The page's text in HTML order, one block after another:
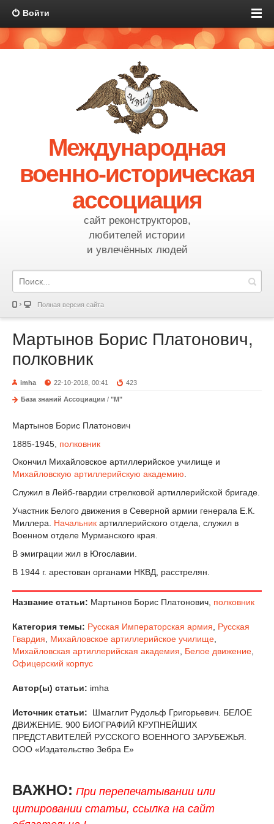
Войти
Международная
военно-историческая
ассоциация
сайт реконструкторов,
любителей истории
и увлечённых людей
Полная версия сайта
Мартынов Борис Платонович,
полковник
imha 22-10-2018, 00:41 423
База знаний Ассоциации / "М"
Мартынов Борис Платонович
1885-1945, полковник
Окончил Михайловское артиллерийское училище и
Михайловскую артиллерийскую академию.
Служил в Лейб-гвардии стрелковой артиллерийской бригаде.
Участник Белого движения в Северной армии генерала Е.К.
Миллера. Начальник артиллерийского отдела, служил в
Военном отделе Мурманского края.
В эмиграции жил в Югославии.
В 1944 г. арестован органами НКВД, расстрелян.
Название статьи: Мартынов Борис Платонович, полковник
Категория темы: Русская Императорская армия
Русская
Гвардия
Михайловское артиллерийское училище
Михайловская артиллерийская академия
Белое движение
Офицерский корпус
Автор(ы) статьи: imha
Источник статьи:
Шмаглит Рудольф Григорьевич. БЕЛОЕ
ДВИЖЕНИЕ. 900 БИОГРАФИЙ КРУПНЕЙШИХ
ПРЕДСТАВИТЕЛЕЙ РУССКОГО ВОЕННОГО ЗАРУБЕЖЬЯ.
ООО «Издательство Зебра Е»
ВАЖНО: При перепечатывании или
цитировании статьи, ссылка на сайт